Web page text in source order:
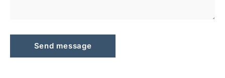
Send message